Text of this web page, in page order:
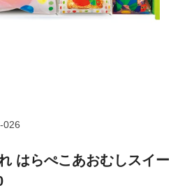
はらぺこあおむしスイー
026